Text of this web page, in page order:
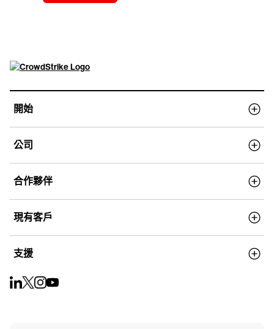
開始
公司
合作夥伴
現有客戶
支援